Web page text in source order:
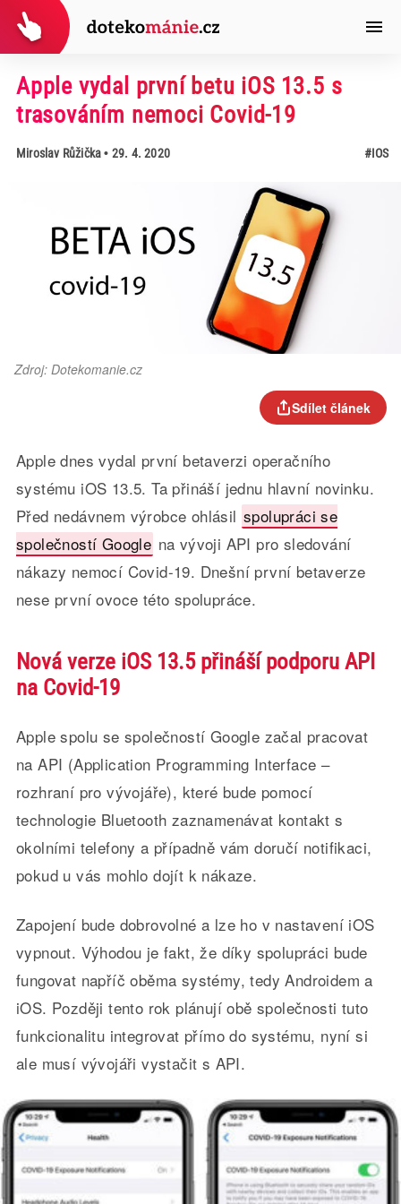
Apple vydal první betu iOS 13.5 s
trasováním nemoci Covid-19
Miroslav Růžička• 29. 4. 2020 #IOS
Zdroj: Dotekomanie.cz
Sdílet článek
Apple dnes vydal první betaverzi operačního
systému iOS 13.5. Ta přináší jednu hlavní novinku.
Před nedávnem výrobce ohlásil spolupráci se
společností Google na vývoji API pro sledování
nákazy nemocí Covid-19. Dnešní první betaverze
nese první ovoce této spolupráce.
Nová verze iOS 13.5 přináší podporu API
na Covid-19
Apple spolu se společností Google začal pracovat
na API (Application Programming Interface –
rozhraní pro vývojáře), které bude pomocí
technologie Bluetooth zaznamenávat kontakt s
okolními telefony a případně vám doručí notifikaci,
pokud u vás mohlo dojít k nákaze.
Zapojení bude dobrovolné a lze ho v nastavení iOS
vypnout. Výhodou je fakt, že díky spolupráci bude
fungovat napříč oběma systémy, tedy Androidem a
iOS. Později tento rok plánují obě společnosti tuto
funkcionalitu integrovat přímo do systému, nyní si
ale musí vývojáři vystačit s API.